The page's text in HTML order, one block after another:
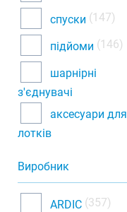
спуски (147)
підйоми (146)
шарнірні
з'єднувачі
аксесуари для
лотків
Виробник
ARDIC (357)